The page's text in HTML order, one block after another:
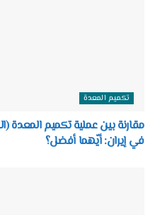
تكميم المعدة
مقارنة بين عملية تكميم المعدة
في إيران: أيّهما أفضل؟